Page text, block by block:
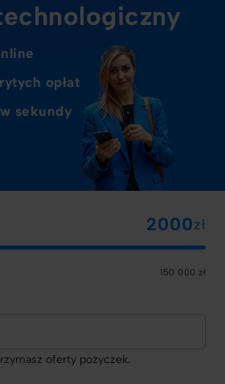
opłat
sekundy
zł
150 000 zł
oferty pożyczek.